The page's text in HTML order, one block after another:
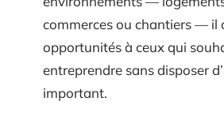
commerces ou chantiers — il
opportunités à ceux qui
entreprendre sans disposer
important.